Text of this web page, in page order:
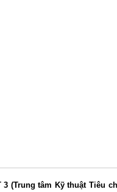
3 (Trung tâm Kỹ thuật Tiêu